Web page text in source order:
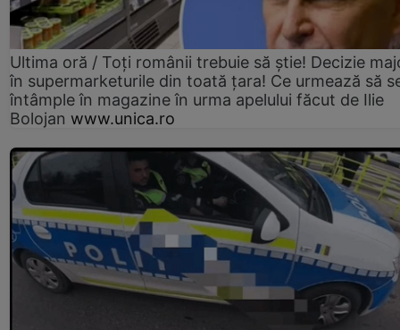
Ultima oră / Toți românii trebuie să știe! Decizie
în supermarketurile din toată țara! Ce urmează să
întâmple în magazine în urma apelului făcut de Ilie
Bolojan www.unica.ro